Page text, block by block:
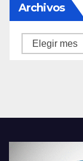
Archivos
Archivos